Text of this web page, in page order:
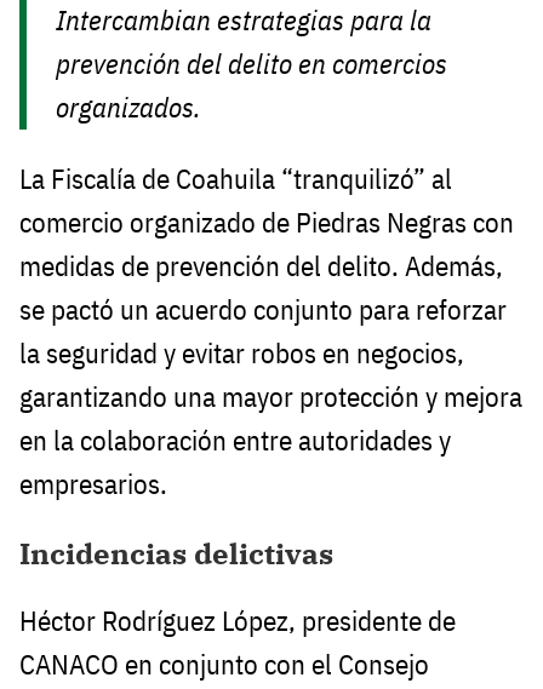
Intercambian estrategias para la
prevención del delito en comercios
organizados.
La Fiscalía de Coahuila “tranquilizó” al
comercio organizado de Piedras Negras con
medidas de prevención del delito. Además,
se pactó un acuerdo conjunto para reforzar
la seguridad y evitar robos en negocios,
garantizando una mayor protección y mejora
en la colaboración entre autoridades y
empresarios.
Incidencias delictivas
Héctor Rodríguez López, presidente de
CANACO en conjunto con el Consejo